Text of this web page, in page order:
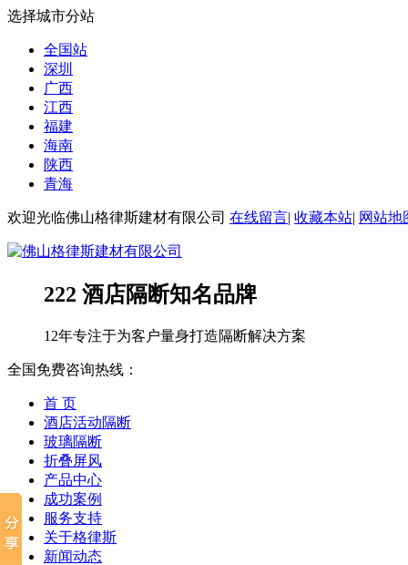
选择城市分站
全国站
深圳
广西
江西
福建
海南
陕西
青海
欢迎光临佛山格律斯建材有限公司 在线留言| 收藏本站| 网站地
222 酒店隔断知名品牌
12年专注于为客户量身打造隔断解决方案
全国免费咨询热线：
首 页
酒店活动隔断
玻璃隔断
折叠屏风
产品中心
成功案例
服务支持
关于格律斯
新闻动态